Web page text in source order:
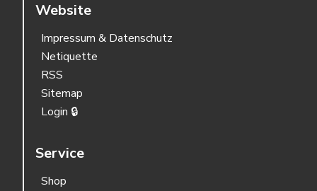
Website
Impressum & Datenschutz
Netiquette
RSS
Sitemap
Login 🔒
Service
Shop